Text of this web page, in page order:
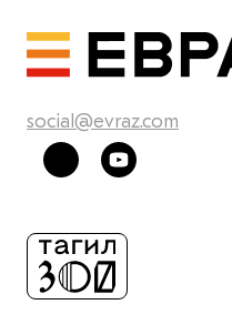
social@evraz.com